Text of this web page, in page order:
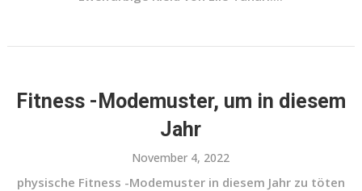
Fitness -Modemuster, um in diesem
Jahr
November 4, 2022
physische Fitness -Modemuster in diesem Jahr zu töten